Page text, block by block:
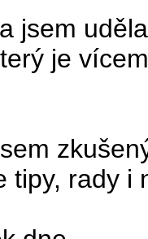
jsem
je
tipy, rady i